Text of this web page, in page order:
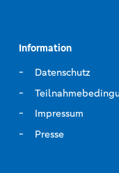
Information
Datenschutz
Impressum
Presse